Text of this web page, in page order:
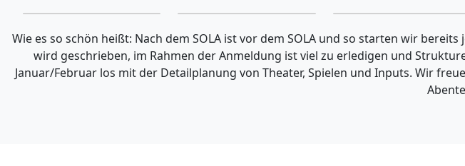
Phillip Tschursin
Social Media &
Kontakt
Kimberly Paulus
Leitungsteam
Jonas
Goldenbaum
Infrastruktur auf
dem SOLA
Wie es so schön heißt: Nach dem SOLA ist vor dem SOLA und so starten wir
wird geschrieben, im Rahmen der Anmeldung ist viel zu erledigen und
Januar/Februar los mit der Detailplanung von Theater, Spielen und Inputs. Wir